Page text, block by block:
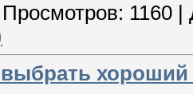
Просмотров: 1160 |